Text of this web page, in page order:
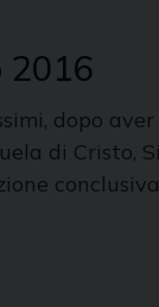
2016
dopo
di Cristo,